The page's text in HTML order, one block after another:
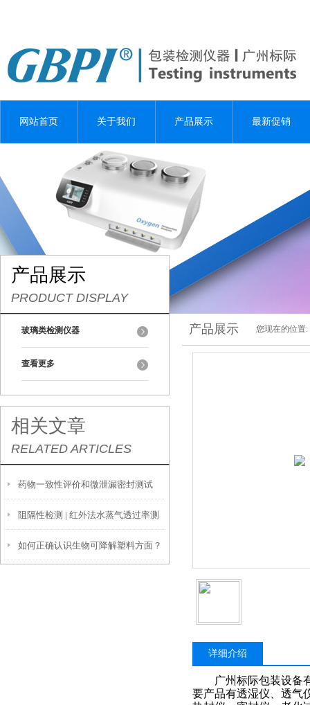
网站首页 关于我们 产品展示 最新促销
产品展示
PRODUCT DISPLAY
玻璃类检测仪器
查看更多
相关文章
RELATED ARTICLES
药物一致性评价和微泄漏密封测试
阻隔性检测 | 红外法水蒸气透过率测
定仪 W413 2.0
如何正确认识生物可降解塑料方面？
产品展示 您现在的位置:
详细介绍
广州标际包装设备有
要产品有透湿仪、透气